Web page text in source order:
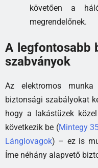
követően a
megrendelőnek.
A legfontosabb
szabványok
Az elektromos munka
biztonsági szabályokat
hogy a lakástüzek
következik be (Mintegy
Lánglovagok) – ez is
Íme néhány alapvető